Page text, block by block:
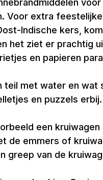
voor
extra
Indische kers,
het ziet er prachtig
en papieren
met water en wat
en puzzels
een
de emmers of
van de